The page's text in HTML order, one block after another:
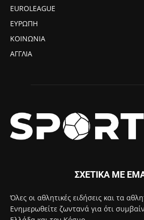
EUROLEAGUE
ΕΥΡΩΠΗ
ΚΟΙΝΩΝΙΑ
ΑΓΓΛΙΑ
ΣΧΕΤΙΚΑ ΜΕ
Όλες οι αθλητικές ειδήσεις και τα
Ενημερωθείτε ζωντανά για ότι